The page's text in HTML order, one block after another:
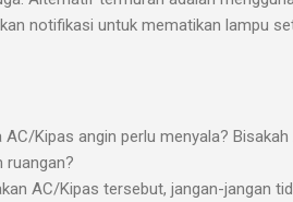
notifikasi untuk mematikan lampu
Kipas angin perlu menyala?
ruangan?
AC/Kipas tersebut, jangan-jangan